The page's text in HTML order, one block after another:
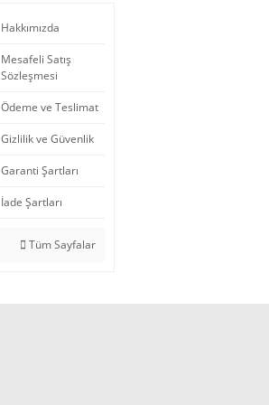
Hakkımızda
Mesafeli Satış
Sözleşmesi
Ödeme ve Teslimat
Gizlilik ve Güvenlik
Garanti Şartları
İade Şartları
Tüm Sayfalar